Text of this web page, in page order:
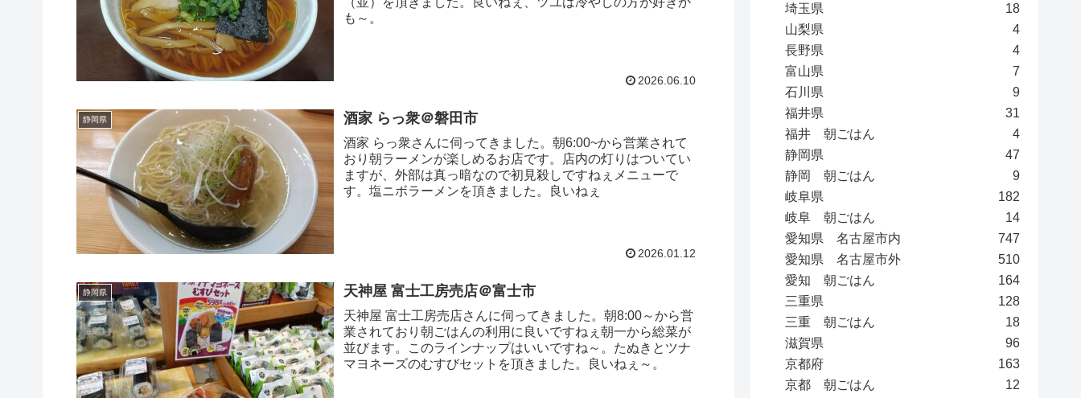
も～。
2026.06.10
静岡県 酒家 らっ衆＠磐田市
酒家 らっ衆さんに伺ってきました。朝6:00~から営業されて
おり朝ラーメンが楽しめるお店です。店内の灯りはついてい
ますが、外部は真っ暗なので初見殺しですねぇメニューで
す。塩ニボラーメンを頂きました。良いねぇ
2026.01.12
静岡県 天神屋 富士工房売店＠富士市
天神屋 富士工房売店さんに伺ってきました。朝8:00～から営
業されており朝ごはんの利用に良いですねぇ朝一から総菜が
並びます。このラインナップはいいですね～。たぬきとツナ
マヨネーズのむすびセットを頂きました。良いねぇ～。
埼玉県
18
山梨県
4
長野県
4
富山県
7
石川県
9
福井県
31
福井 朝ごはん
4
静岡県
47
静岡 朝ごはん
9
岐阜県
182
岐阜 朝ごはん
14
愛知県 名古屋市内
747
愛知県 名古屋市外
510
愛知 朝ごはん
164
三重県
128
三重 朝ごはん
18
滋賀県
96
京都府
163
京都 朝ごはん
12